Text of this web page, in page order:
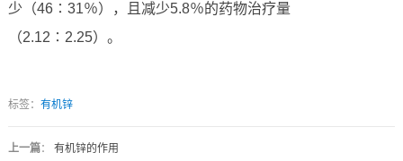
少（46∶31％），且减少5.8％的药物治疗量
（2.12∶2.25）。
标签： 有机锌
上一篇： 有机锌的作用